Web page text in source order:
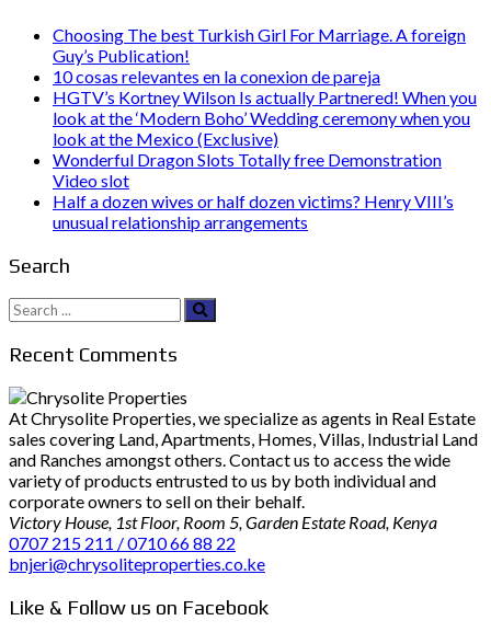
Choosing The best Turkish Girl For Marriage. A foreign
Guy’s Publication!
10 cosas relevantes en la conexion de pareja
HGTV’s Kortney Wilson Is actually Partnered! When you
look at the ‘Modern Boho’ Wedding ceremony when you
look at the Mexico (Exclusive)
Wonderful Dragon Slots Totally free Demonstration
Video slot
Half a dozen wives or half dozen victims? Henry VIII’s
unusual relationship arrangements
Search
Search
for:
Recent Comments
At Chrysolite Properties, we specialize as agents in Real Estate
sales covering Land, Apartments, Homes, Villas, Industrial Land
and Ranches amongst others. Contact us to access the wide
variety of products entrusted to us by both individual and
corporate owners to sell on their behalf.
Victory House, 1st Floor, Room 5, Garden Estate Road, Kenya
0707 215 211 / 0710 66 88 22
bnjeri@chrysoliteproperties.co.ke
Like & Follow us on Facebook